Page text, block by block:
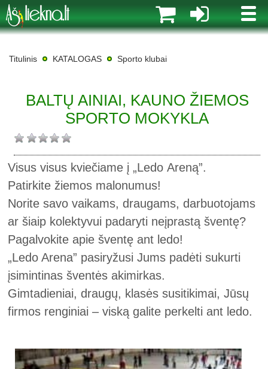
MENIU
Titulinis KATALOGAS Sporto klubai
BALTŲ AINIAI, KAUNO ŽIEMOS
SPORTO MOKYKLA
Visus visus kviečiame į „Ledo Areną”.
Patirkite žiemos malonumus!
Norite savo vaikams, draugams, darbuotojams
ar šiaip kolektyvui padaryti neįprastą šventę?
Pagalvokite apie šventę ant ledo!
„Ledo Arena” pasiryžusi Jums padėti sukurti
įsimintinas šventės akimirkas.
Gimtadieniai, draugų, klasės susitikimai, Jūsų
firmos renginiai – viską galite perkelti ant ledo.